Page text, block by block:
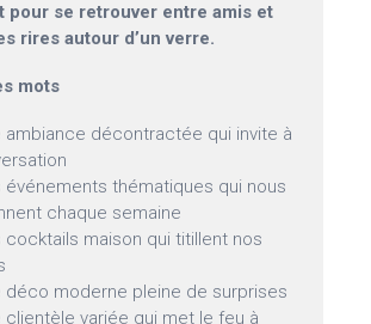
pour se retrouver entre amis et
rires autour d’un verre.
mots
ambiance décontractée qui invite à
événements thématiques qui nous
chaque semaine
cocktails maison qui titillent nos
déco moderne pleine de surprises
clientèle variée qui met le feu à